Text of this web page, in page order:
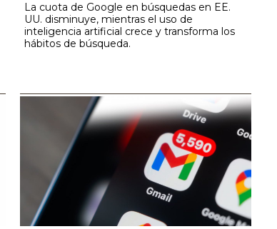
La cuota de Google en búsquedas en EE.
UU. disminuye, mientras el uso de
inteligencia artificial crece y transforma los
hábitos de búsqueda.